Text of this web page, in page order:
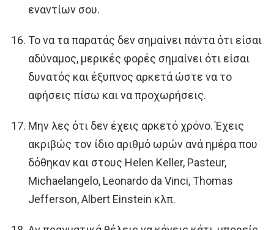
εναντίων σου.
Το να τα παρατάς δεν σημαίνει πάντα ότι είσαι
αδύναμος, μερικές φορές σημαίνει ότι είσαι
δυνατός και έξυπνος αρκετά ώστε να το
αφήσεις πίσω και να προχωρήσεις.
Μην λες ότι δεν έχεις αρκετό χρόνο. Έχεις
ακριβώς τον ίδιο αριθμό ωρών ανά ημέρα που
δόθηκαν και στους Helen Keller, Pasteur,
Michaelangelo, Leonardo da Vinci, Thomas
Jefferson, Albert Einstein κλπ.